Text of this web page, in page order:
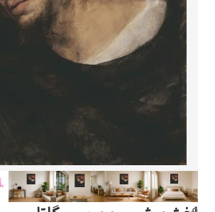
ادوارد مونک